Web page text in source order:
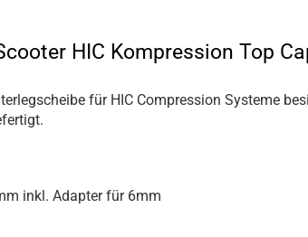
HIC Kompression Top
für HIC Compression Systeme
inkl. Adapter für 6mm